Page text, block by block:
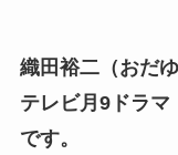
織田裕二（おだ
テレビ月9ドラマ
です。